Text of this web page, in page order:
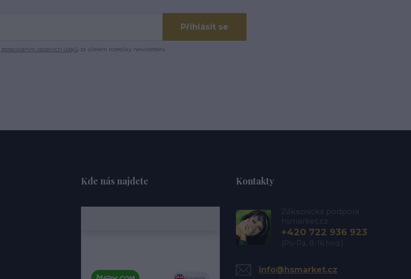
Přihlásit se
zpracováním osobních údajů za účelem rozesílky newsletteru.
Kde nás najdete Kontakty
Zákaznická podpora
hsmarket.cz
+420 722 936 923
(Po-Pá, 8-16 hod.)
info@hsmarket.cz